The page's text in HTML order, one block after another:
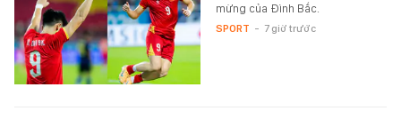
mừng của Đình Bắc.
SPORT - 7 giờ trước